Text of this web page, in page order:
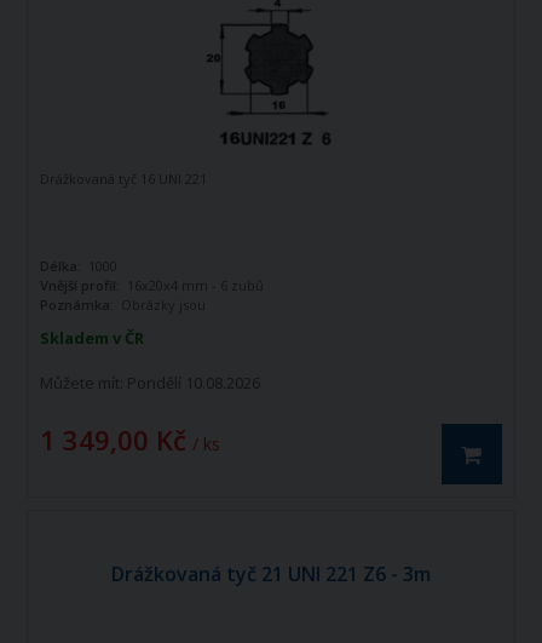
Skladem v ČR
Můžete mít: Pondělí 10.08.2026
1 349,00 Kč / ks
Drážkovaná tyč 16 UNI 221
Délka:
1000
Vnější profil:
16x20x4 mm - 6 zubů
Poznámka:
Obrázky jsou
Drážkovaná tyč 21 UNI 221 Z6 - 3m